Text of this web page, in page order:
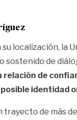
localización, la
sostenido de
relación de
identidad
de más